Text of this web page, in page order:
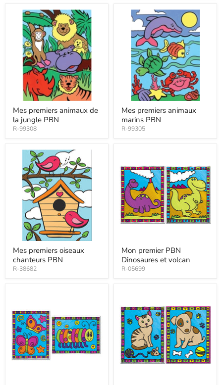
Mes premiers animaux de
la jungle PBN
R-99308
Mes premiers animaux
marins PBN
R-99305
Mes premiers oiseaux
chanteurs PBN
R-38682
Mon premier PBN
Dinosaures et volcan
R-05699